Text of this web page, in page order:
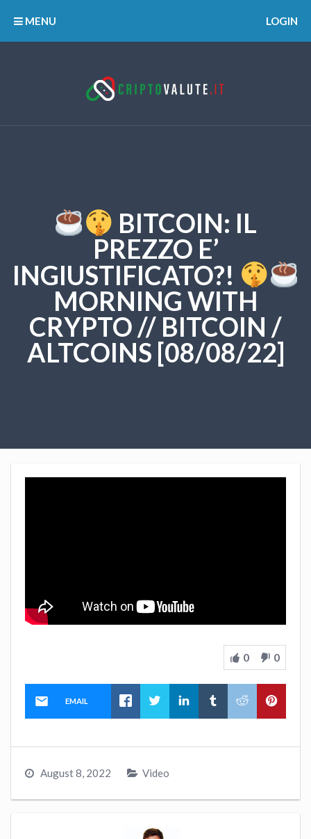
MENU LOGIN
BITCOIN: IL
PREZZO E’
INGIUSTIFICATO?!
MORNING WITH
CRYPTO // BITCOIN /
ALTCOINS [08/08/22]
0 0
EMAIL
August 8, 2022 Video